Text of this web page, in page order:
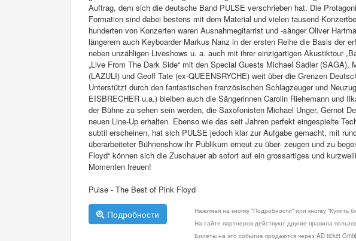
Auftrag, dem sich die deutsche Band PULSE verschrieben hat. Die
Formation sind dabei bestens mit dem Material und vielen tausend
hunderten von Konzerten waren Ausnahmegitarrist und -sänger Oliver
längerem auch Keyboarder Markus Nanz in der ersten Reihe die Basis der
neben unzähligen Liveshows u. a. auch mit ihrer einzigartigen Akustiktour
„Live From The Dark Side“ mit den Special Guests Michael Sadler (SAGA),
(LAZULI) und Geoff Tate (ex-QUEENSRYCHE) weit über die Grenzen
Unterstützt durch den fantastischen französischen Schlagzeuger und
EISBRECHER u.a.) bleiben auch die Sängerinnen Carolin Riehemann und
der Bühne zu sehen sein werden, die Saxofonisten Michael Unger, Gernot
neuen Line-Up erhalten. Ebenso wie das seit Jahren perfekt eingespielte
subtil erscheinen, hat sich PULSE jedoch klar zur Aufgabe gemacht, mit
überarbeiteter Bühnenshow ihr Publikum erneut zu über- zeugen und zu
Floyd“ können sich die Zuschauer ab sofort auf ein grossartiges und
Momenten freuen!
Pulse - The Best of Pink Floyd
Подробности
Нажимая на кнопку "Подробности" или кнопку "Купить
На сайте партнеров действуют другие правила
Билеты на это событие продаются через AD ticket